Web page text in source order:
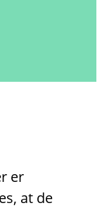
er
at de